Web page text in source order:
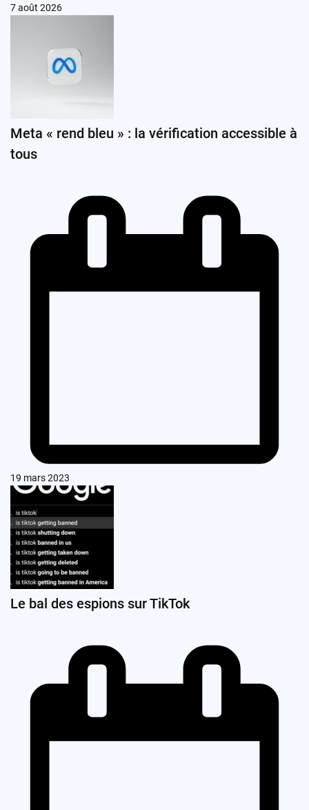
7 août 2026
Meta « rend bleu » : la vérification accessible à
tous
19 mars 2023
Le bal des espions sur TikTok